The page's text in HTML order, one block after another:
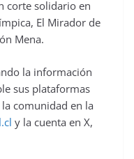
corte solidario en
El Mirador de
Mena.
la información
sus plataformas
comunidad en la
y la cuenta en X,